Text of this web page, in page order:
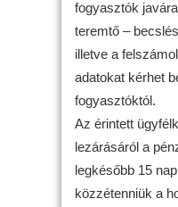
fogyasztók
teremtő –
illetve a
adatokat kérhet
fogyasztóktól.
Az érintett
lezárásáról a
legkésőbb 15
közzétenniük a